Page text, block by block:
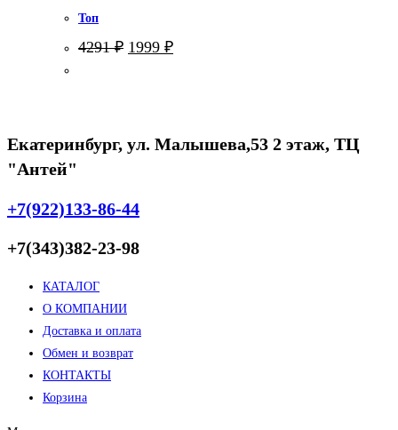
Топ
4291₽ Первоначальная
1999 ₽Текущая
Екатеринбург, ул. Малышева,53 2 этаж, ТЦ
"Антей"
+7(922)133-86-44
+7(343)382-23-98
КАТАЛОГ
О КОМПАНИИ
Доставка и оплата
Обмен и возврат
КОНТАКТЫ
Корзина